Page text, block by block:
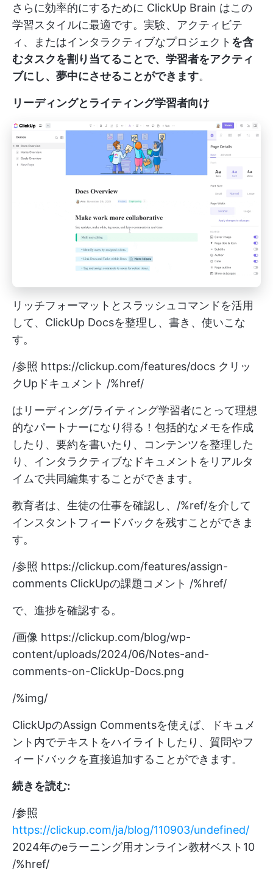
さらに効率的にするために ClickUp Brain はこの
学習スタイルに最適です。実験、アクティビテ
ィ、またはインタラクティブなプロジェクト を含
むタスクを割り当てることで、学習者をアクティ
ブにし、夢中にさせることができます。
リーディングとライティング学習者向け
リッチフォーマットとスラッシュコマンドを活用
して、ClickUp Docsを整理し、書き、使いこな
す。
/参照 https://clickup.com/features/docs クリッ
クUpドキュメント /%href/
はリーディング/ライティング学習者にとって理想
的なパートナーになり得る！包括的なメモを作成
したり、要約を書いたり、コンテンツを整理した
り、インタラクティブなドキュメントをリアルタ
イムで共同編集することができます。
教育者は、生徒の仕事を確認し、/%ref/を介して
インスタントフィードバックを残すことができま
す。
/参照 https://clickup.com/features/assign-
comments ClickUpの課題コメント /%href/
で、進捗を確認する。
/画像 https://clickup.com/blog/wp-
content/uploads/2024/06/Notes-and-
comments-on-ClickUp-Docs.png
/%img/
ClickUpのAssign Commentsを使えば、ドキュメ
ント内でテキストをハイライトしたり、質問やフ
ィードバックを直接追加することができます。
続きを読む:
/参照
https://clickup.com/ja/blog/110903/undefined/
2024年のeラーニング用オンライン教材ベスト10
/%href/